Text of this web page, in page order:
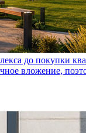
до покупки
вложение,